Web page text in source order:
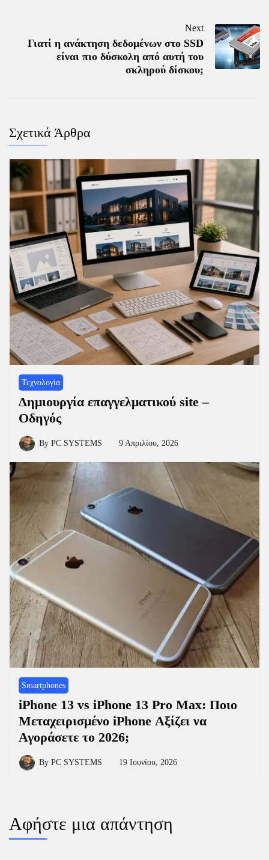
Next
Γιατί η ανάκτηση δεδομένων στο SSD
είναι πιο δύσκολη από αυτή του
σκληρού δίσκου;
Σχετικά Άρθρα
Τεχνολογία
Δημιουργία επαγγελματικού site –
Οδηγός
By PC SYSTEMS 9 Απριλίου, 2026
Smartphones
iPhone 13 vs iPhone 13 Pro Max: Ποιο
Μεταχειρισμένο iPhone Αξίζει να
Αγοράσετε το 2026;
By PC SYSTEMS 19 Ιουνίου, 2026
Αφήστε μια απάντηση